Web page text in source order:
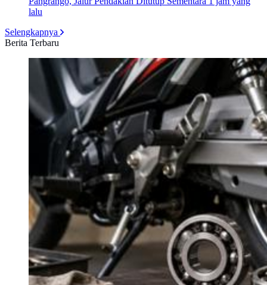
lalu
Selengkapnya
Berita Terbaru